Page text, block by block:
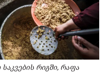
რიგში, რაფა